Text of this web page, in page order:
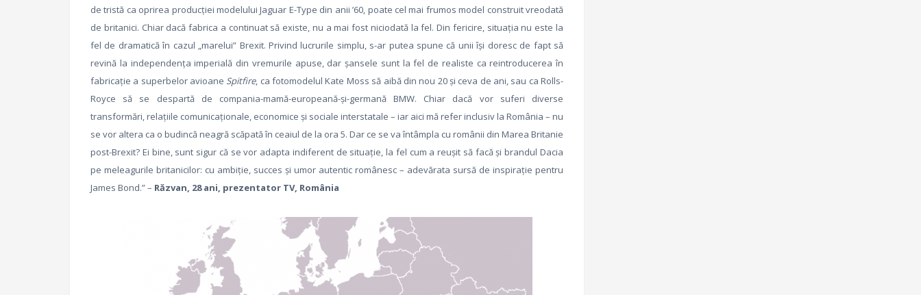
de tristă ca oprirea producţiei modelului Jaguar E-Type din anii ’60, poate cel mai frumos model construit vreodată
de britanici. Chiar dacă fabrica a continuat să existe, nu a mai fost niciodată la fel. Din fericire, situaţia nu este la
fel de dramatică în cazul „marelui” Brexit. Privind lucrurile simplu, s-ar putea spune că unii îşi doresc de fapt să
revină la independenţa imperială din vremurile apuse, dar şansele sunt la fel de realiste ca reintroducerea în
fabricaţie a superbelor avioane Spitfire, ca fotomodelul Kate Moss să aibă din nou 20 şi ceva de ani, sau ca Rolls-
Royce să se despartă de compania-mamă-europeană-şi-germană BMW. Chiar dacă vor suferi diverse
transformări, relaţiile comunicaţionale, economice şi sociale interstatale – iar aici mă refer inclusiv la România – nu
se vor altera ca o budincă neagră scăpată în ceaiul de la ora 5. Dar ce se va întâmpla cu românii din Marea Britanie
post-Brexit? Ei bine, sunt sigur că se vor adapta indiferent de situaţie, la fel cum a reuşit să facă şi brandul Dacia
pe meleagurile britanicilor: cu ambiţie, succes şi umor autentic românesc – adevărata sursă de inspiraţie pentru
James Bond.” – Răzvan, 28 ani, prezentator TV, România